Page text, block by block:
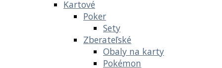
Kartové
Poker
Sety
Zberateľské
Obaly na karty
Pokémon